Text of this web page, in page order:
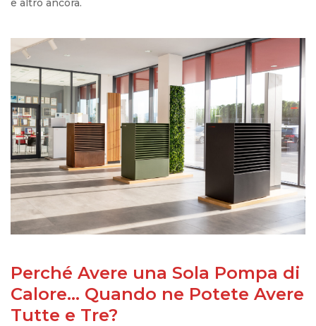
e altro ancora.
Perché Avere una Sola Pompa di
Calore… Quando ne Potete Avere
Tutte e Tre?